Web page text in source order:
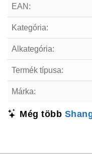
EAN:
Kategória:
Alkategória:
Termék típusa:
Márka:
Még több